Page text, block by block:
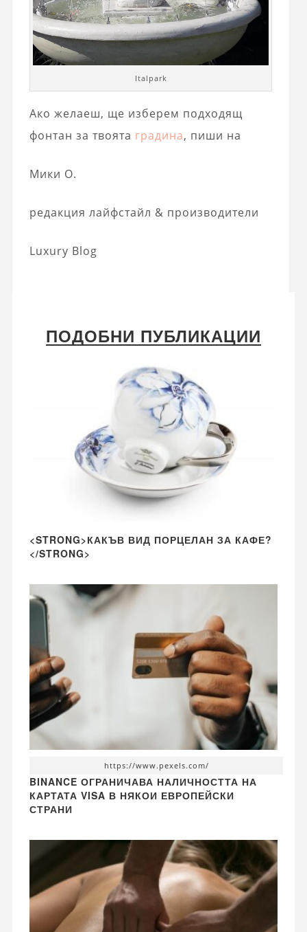
Italpark
Ако желаеш, ще изберем подходящ
фонтан за твоята градина, пиши на
Мики О.
редакция лайфстайл & производители
Luxury Blog
ПОДОБНИ ПУБЛИКАЦИИ
<STRONG>КАКЪВ ВИД ПОРЦЕЛАН ЗА КАФЕ?
</STRONG>
https://www.pexels.com/
BINANCE ОГРАНИЧАВА НАЛИЧНОСТТА НА
КАРТАТА VISA В НЯКОИ ЕВРОПЕЙСКИ
СТРАНИ